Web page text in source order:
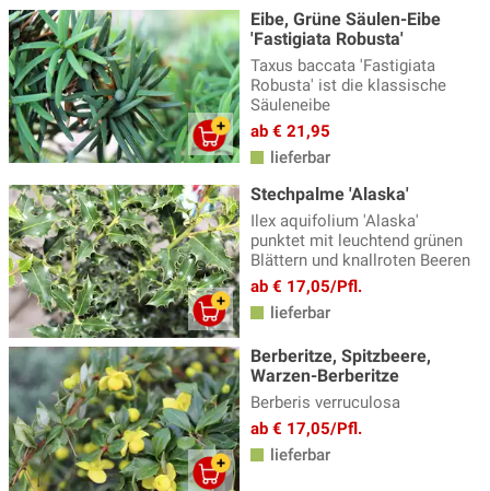
Eibe, Grüne Säulen-Eibe
'Fastigiata Robusta'
Taxus baccata 'Fastigiata
Robusta' ist die klassische
Säuleneibe
ab € 21,95
lieferbar
Stechpalme 'Alaska'
Ilex aquifolium 'Alaska'
punktet mit leuchtend grünen
Blättern und knallroten Beeren
ab € 17,05/Pfl.
lieferbar
Berberitze, Spitzbeere,
Warzen-Berberitze
Berberis verruculosa
ab € 17,05/Pfl.
lieferbar